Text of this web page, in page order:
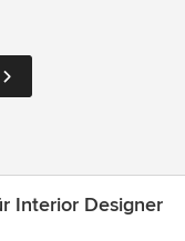
Interior Designer